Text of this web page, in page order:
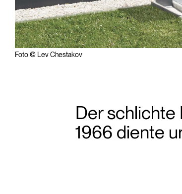
Foto © Lev Chestakov
Der schlichte
1966 diente